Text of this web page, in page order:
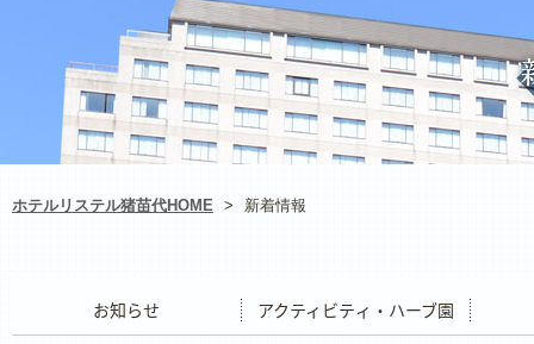
ホテルリステル猪苗代HOME > 新着情報